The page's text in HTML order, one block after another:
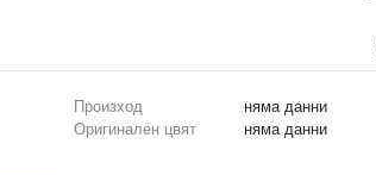
Произход
няма данни
Оригинален цвят няма данни